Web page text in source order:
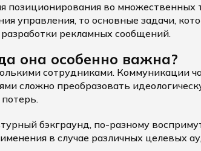
во множественных
управления, то основные задачи,
рекламных сообщений.
она особенно важна?
сотрудниками. Коммуникации
сложно преобразовать
бэкграунд, по-разному
в случае различных целевых